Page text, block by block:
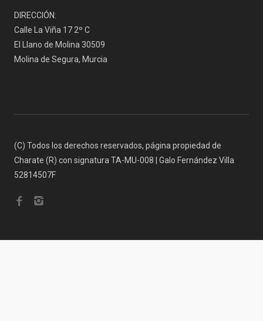
DIRECCIÓN:
Calle La Viña 17 2º C
El Llano de Molina 30509
Molina de Segura, Murcia
(C) Todos los derechos reservados, página propiedad de
Charate (R) con signatura TA-MU-008 | Galo Fernández Villa
52814507F